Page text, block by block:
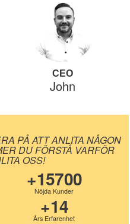
CEO
John
PÅ ATT ANLITA NÅGON
DU FÖRSTÅ VARFÖR
OSS!
+15700
Nöjda Kunder
+14
Års Erfarenhet